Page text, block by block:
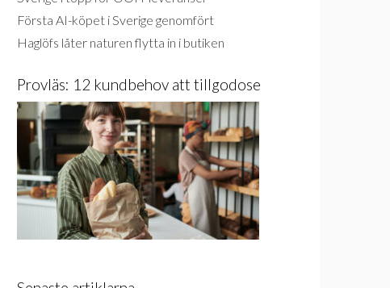
Första AI-köpet i Sverige genomfört
Haglöfs låter naturen flytta in i butiken
Provläs: 12 kundbehov att tillgodose